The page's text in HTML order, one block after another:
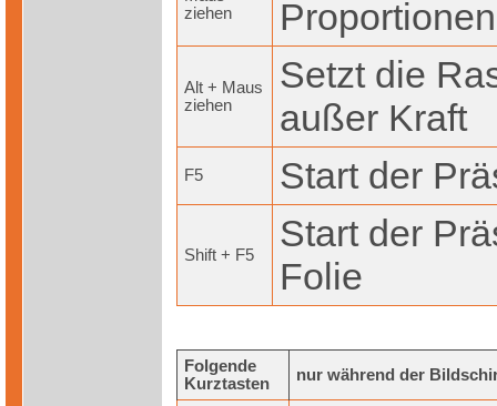
ziehen
Alt + Maus
ziehen
Setzt die
außer Kraft
F5 Start der
Shift + F5
Start der
Folie
Folgende
Kurztasten
nur während der